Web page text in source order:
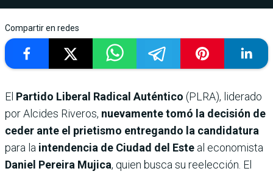
Compartir en redes
El Partido Liberal Radical Auténtico (PLRA), liderado
por Alcides Riveros, nuevamente tomó la decisión de
ceder ante el prietismo entregando la candidatura
para la intendencia de Ciudad del Este al economista
Daniel Pereira Mujica, quien busca su reelección. El